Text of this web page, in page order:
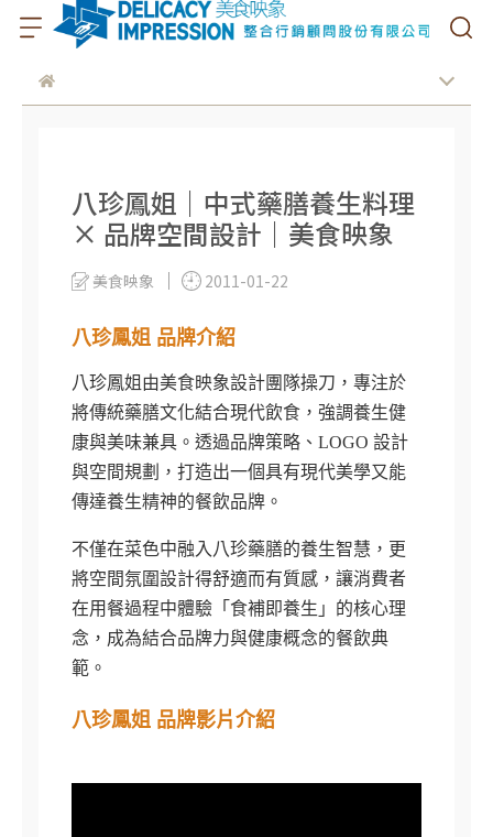
八珍鳳姐｜中式藥膳養生料理
× 品牌空間設計｜美食映象
美食映象 2011-01-22
八珍鳳姐 品牌介紹
八珍鳳姐由美食映象設計團隊操刀，專注於
將傳統藥膳文化結合現代飲食，強調養生健
康與美味兼具。透過品牌策略、LOGO 設計
與空間規劃，打造出一個具有現代美學又能
傳達養生精神的餐飲品牌。
不僅在菜色中融入八珍藥膳的養生智慧，更
將空間氛圍設計得舒適而有質感，讓消費者
在用餐過程中體驗「食補即養生」的核心理
念，成為結合品牌力與健康概念的餐飲典
範。
八珍鳳姐 品牌影片介紹